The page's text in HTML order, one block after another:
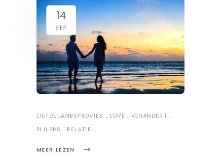
14
SEP
LIEFDE &NBSPADVIES LOVE
VERANDERT
PIJLERS
RELATIE
MEER LEZEN